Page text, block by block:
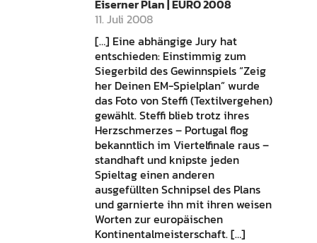
Eiserner Plan | EURO 2008
11. Juli 2008
[…] Eine abhängige Jury hat
entschieden: Einstimmig zum
Siegerbild des Gewinnspiels “Zeig
her Deinen EM-Spielplan” wurde
das Foto von Steffi (Textilvergehen)
gewählt. Steffi blieb trotz ihres
Herzschmerzes – Portugal flog
bekanntlich im Viertelfinale raus –
standhaft und knipste jeden
Spieltag einen anderen
ausgefüllten Schnipsel des Plans
und garnierte ihn mit ihren weisen
Worten zur europäischen
Kontinentalmeisterschaft. […]